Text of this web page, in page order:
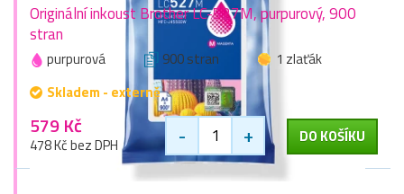
Originální inkoust Brother LC-527M, purpurový, 900
stran
purpurová 900 stran
1 zlaťák
Skladem - externě
579 Kč
478 Kč bez DPH - + DO KOŠÍKU